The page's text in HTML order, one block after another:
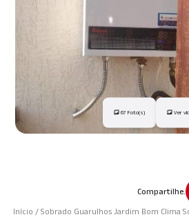
67 Foto(s) Ver
Compartilhe.
Início /Sobrado Guarulhos Jardim Bom Clima